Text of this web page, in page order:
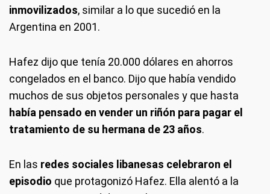
inmovilizados, similar a lo que sucedió en la
Argentina en 2001.
Hafez dijo que tenía 20.000 dólares en ahorros
congelados en el banco. Dijo que había vendido
muchos de sus objetos personales y que hasta
había pensado en vender un riñón para pagar el
tratamiento de su hermana de 23 años.
En las redes sociales libanesas celebraron el
episodio que protagonizó Hafez. Ella alentó a la